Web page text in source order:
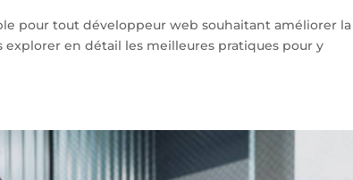
pour tout développeur web souhaitant améliorer la
en détail les meilleures pratiques pour y